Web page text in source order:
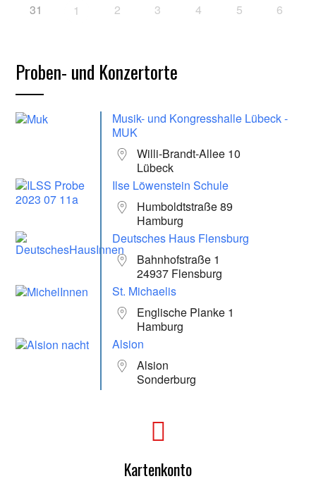
31 1 2 3 4 5 6
Proben- und Konzertorte
Musik- und Kongresshalle Lübeck -
MUK
Willi-Brandt-Allee 10
Lübeck
Ilse Löwenstein Schule
Humboldtstraße 89
Hamburg
Deutsches Haus Flensburg
Bahnhofstraße 1
24937 Flensburg
St. Michaelis
Englische Planke 1
Hamburg
Alsion
Alsion
Sonderburg
Kartenkonto